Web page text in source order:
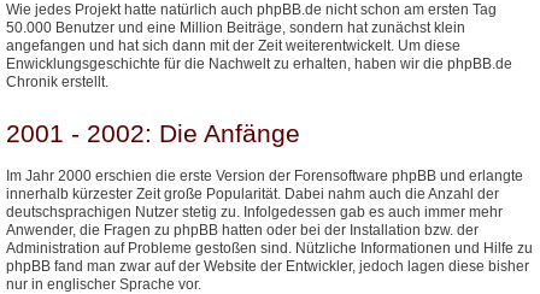
Wie jedes Projekt hatte natürlich auch phpBB.de nicht schon am ersten Tag
50.000 Benutzer und eine Million Beiträge, sondern hat zunächst klein
angefangen und hat sich dann mit der Zeit weiterentwickelt. Um diese
Enwicklungsgeschichte für die Nachwelt zu erhalten, haben wir die phpBB.de
Chronik erstellt.
2001 - 2002: Die Anfänge
Im Jahr 2000 erschien die erste Version der Forensoftware phpBB und erlangte
innerhalb kürzester Zeit große Popularität. Dabei nahm auch die Anzahl der
deutschsprachigen Nutzer stetig zu. Infolgedessen gab es auch immer mehr
Anwender, die Fragen zu phpBB hatten oder bei der Installation bzw. der
Administration auf Probleme gestoßen sind. Nützliche Informationen und Hilfe zu
phpBB fand man zwar auf der Website der Entwickler, jedoch lagen diese bisher
nur in englischer Sprache vor.